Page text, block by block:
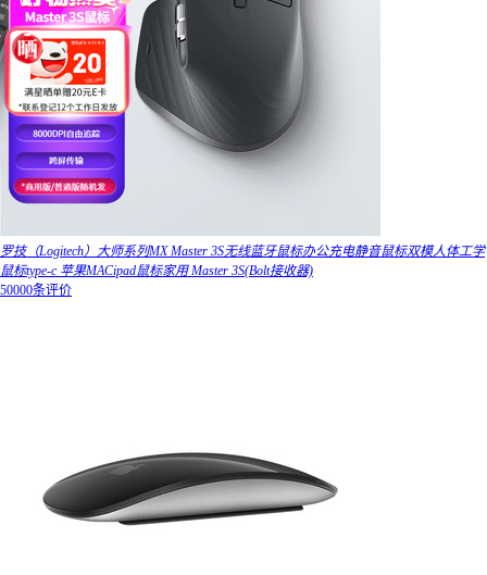
罗技（Logitech）大师系列MX Master 3S无线蓝牙鼠标办公充电静音鼠标双模人体工学
鼠标type-c 苹果MACipad鼠标家用 Master 3S(Bolt接收器)
50000条评价